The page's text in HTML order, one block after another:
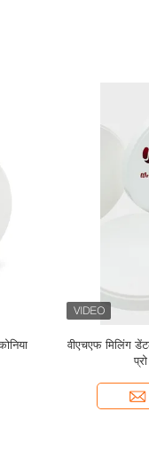
डेंटल
वाईलैंड 3 डी प्रो
57%